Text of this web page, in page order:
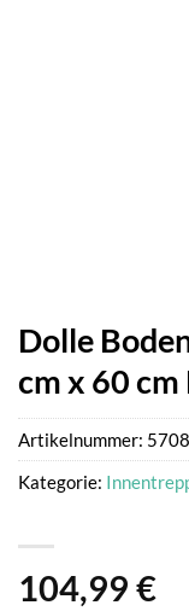
Dolle
cm x 60 cm
104,99 €
Artikelnummer:
Kategorie: